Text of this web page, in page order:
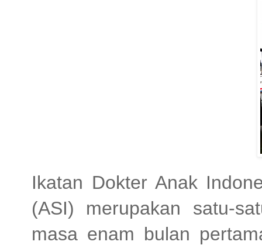
Ikatan Dokter Anak
(ASI) merupakan satu-
masa enam bulan